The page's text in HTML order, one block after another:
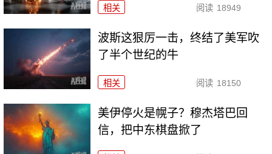
相关 阅读 18949
波斯这狠厉一击，终结了美军吹
了半个世纪的牛
相关 阅读 18150
美伊停火是幌子？穆杰塔巴回
信，把中东棋盘掀了